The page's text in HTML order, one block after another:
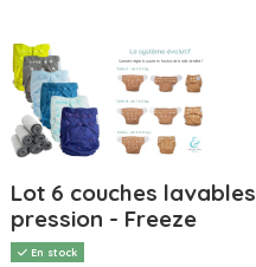
Lot 6 couches
pression - Freeze
En stock